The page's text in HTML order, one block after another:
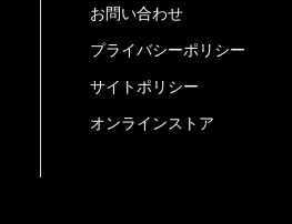
お問い合わせ
プライバシーポリシー
サイトポリシー
オンラインストア